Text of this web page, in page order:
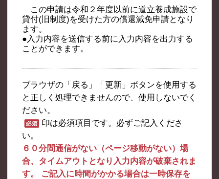
この申請は令和２年度以前に道立養成施設で
貸付(旧制度)を受けた方の償還減免申請となり
ます。
●入力内容を送信する前に入力内容を出力する
ことができます。
ブラウザの「戻る」「更新」ボタンを使用する
と正しく処理できませんので、使用しないでく
ださい。
印は必須項目です。必ずご記入くださ
い。
６０分間通信がない（ページ移動がない）場
合、タイムアウトとなり入力内容が破棄されま
す。 ご記入に時間がかかる場合は一時保存を